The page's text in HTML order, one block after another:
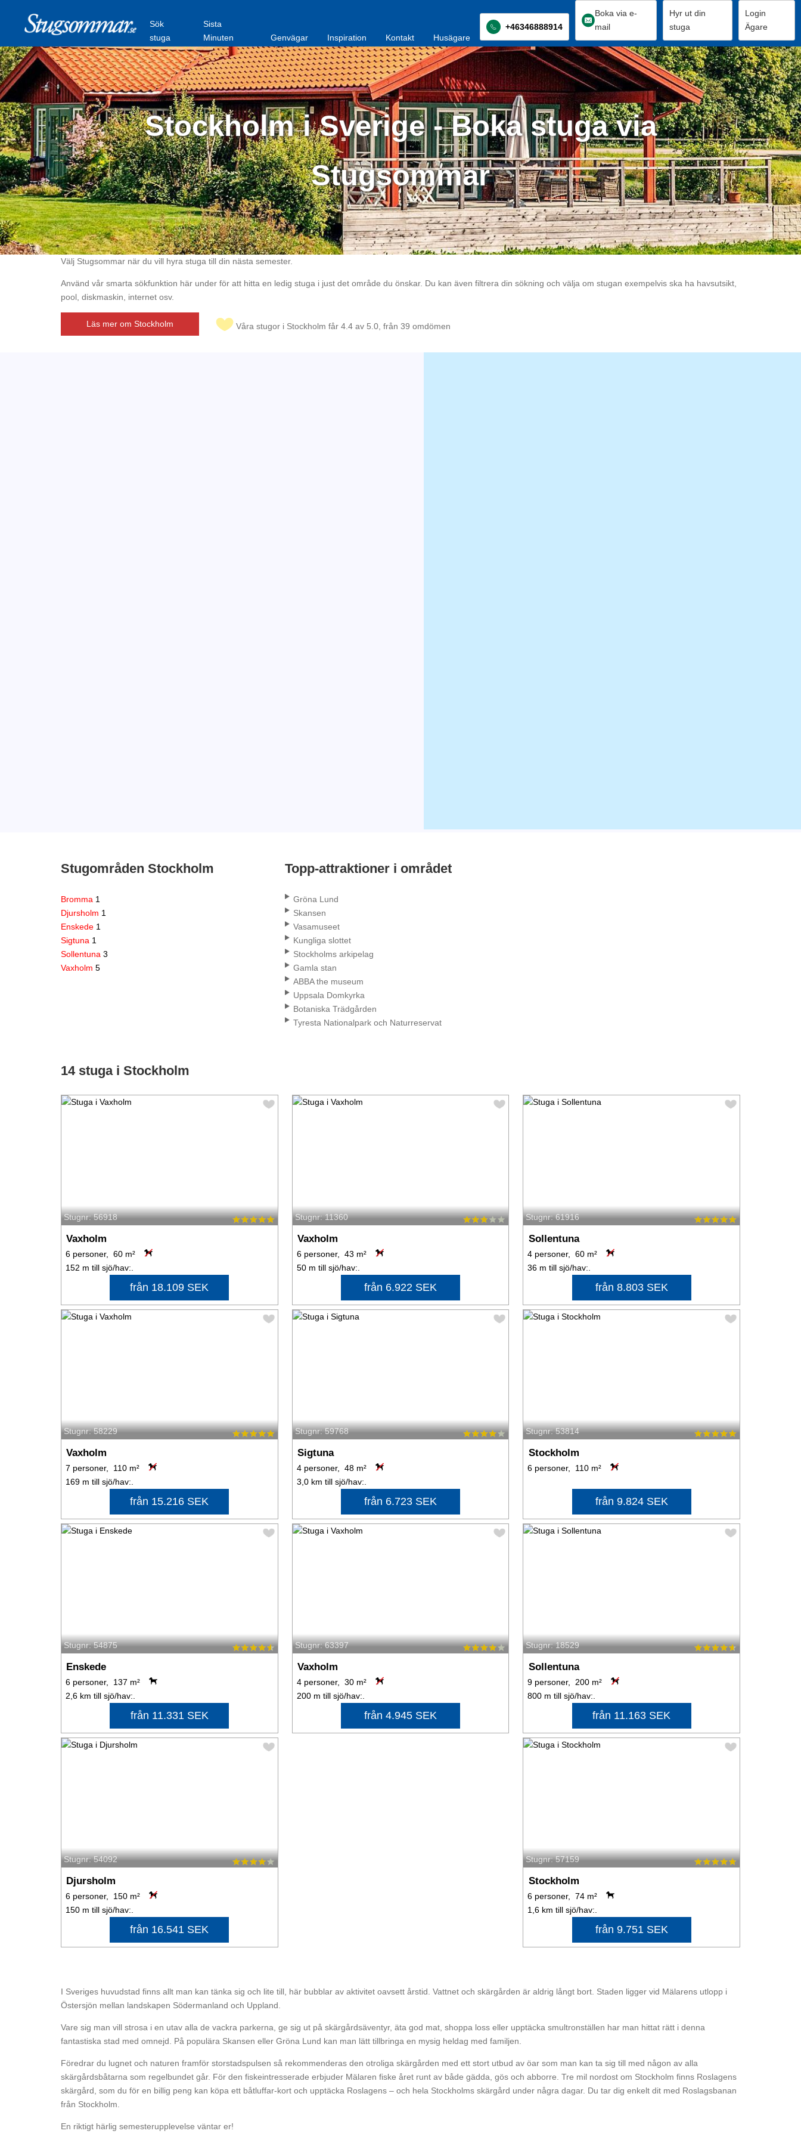
Sök
stuga
Sista
Minuten
Genvägar Inspiration Kontakt Husägare
+46346888914
Boka via e-
mail
Hyr ut din
stuga
Login
Ägare
Stockholm i Sverige - Boka stuga via
Stugsommar
Välj Stugsommar när du vill hyra stuga till din nästa semester.
Använd vår smarta sökfunktion här under för att hitta en ledig stuga i just det område du önskar. Du kan även filtrera din sökning och välja om stugan exempelvis ska ha havsutsikt,
pool, diskmaskin, internet osv.
Läs mer om Stockholm Våra stugor i Stockholm får 4.4 av 5.0, från 39 omdömen
Stugområden Stockholm
Bromma 1
Djursholm 1
Enskede 1
Sigtuna 1
Sollentuna 3
Vaxholm 5
Topp-attraktioner i området
Gröna Lund
Skansen
Vasamuseet
Kungliga slottet
Stockholms arkipelag
Gamla stan
ABBA the museum
Uppsala Domkyrka
Botaniska Trädgården
Tyresta Nationalpark och Naturreservat
14 stuga i Stockholm
Stugnr: 56918
Vaxholm
6 personer, 60 m²
152 m till sjö/hav:.
från 18.109 SEK
Stugnr: 11360
Vaxholm
6 personer, 43 m²
50 m till sjö/hav:.
från 6.922 SEK
Stugnr: 61916
Sollentuna
4 personer, 60 m²
36 m till sjö/hav:.
från 8.803 SEK
Stugnr: 58229
Vaxholm
7 personer, 110 m²
169 m till sjö/hav:.
från 15.216 SEK
Stugnr: 59768
Sigtuna
4 personer, 48 m²
3,0 km till sjö/hav:.
från 6.723 SEK
Stugnr: 53814
Stockholm
6 personer, 110 m²
från 9.824 SEK
Stugnr: 54875
Enskede
6 personer, 137 m²
2,6 km till sjö/hav:.
från 11.331 SEK
Stugnr: 63397
Vaxholm
4 personer, 30 m²
200 m till sjö/hav:.
från 4.945 SEK
Stugnr: 18529
Sollentuna
9 personer, 200 m²
800 m till sjö/hav:.
från 11.163 SEK
Stugnr: 54092
Djursholm
6 personer, 150 m²
150 m till sjö/hav:.
från 16.541 SEK
Stugnr: 57159
Stockholm
6 personer, 74 m²
1,6 km till sjö/hav:.
från 9.751 SEK
I Sveriges huvudstad finns allt man kan tänka sig och lite till, här bubblar av aktivitet oavsett årstid. Vattnet och skärgården är aldrig långt bort. Staden ligger vid Mälarens utlopp i
Östersjön mellan landskapen Södermanland och Uppland.
Vare sig man vill strosa i en utav alla de vackra parkerna, ge sig ut på skärgårdsäventyr, äta god mat, shoppa loss eller upptäcka smultronställen har man hittat rätt i denna
fantastiska stad med omnejd. På populära Skansen eller Gröna Lund kan man lätt tillbringa en mysig heldag med familjen.
Föredrar du lugnet och naturen framför storstadspulsen så rekommenderas den otroliga skärgården med ett stort utbud av öar som man kan ta sig till med någon av alla
skärgårdsbåtarna som regelbundet går. För den fiskeintresserade erbjuder Mälaren fiske året runt av både gädda, gös och abborre. Tre mil nordost om Stockholm finns Roslagens
skärgård, som du för en billig peng kan köpa ett båtluffar-kort och upptäcka Roslagens – och hela Stockholms skärgård under några dagar. Du tar dig enkelt dit med Roslagsbanan
från Stockholm.
En riktigt härlig semesterupplevelse väntar er!